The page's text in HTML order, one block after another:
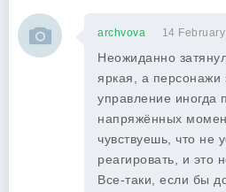
archvova 14
Неожиданно
яркая, а персонажи
управление иногда
напряжённых
чувствуешь, что не
реагировать, и это
Все-таки, если бы